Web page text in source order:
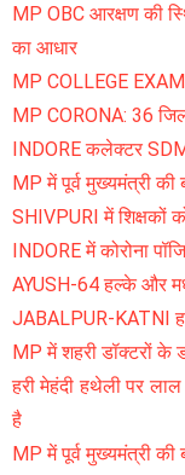
MP OBC आरक्षण की
का आधार
MP COLLEGE EXAM
MP CORONA: 36
INDORE कलेक्टर
MP में पूर्व मुख्यमंत्री की
SHIVPURI में शिक्षकों
INDORE में कोरोना
AYUSH-64 हल्के और
JABALPUR-KATNI
MP में शहरी डॉक्टरों के
हरी मेहंदी हथेली पर लाल
है
MP में पूर्व मुख्यमंत्री की